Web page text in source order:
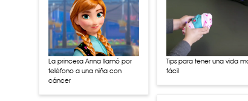
La princesa Anna llamó por
teléfono a una niña con
cáncer
Tips para tener una vida
fácil